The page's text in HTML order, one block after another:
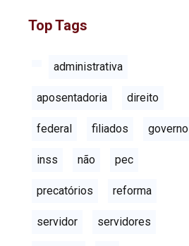
Top Tags
administrativa
aposentadoria direito
federal filiados governo
inss não pec
precatórios reforma
servidor servidores